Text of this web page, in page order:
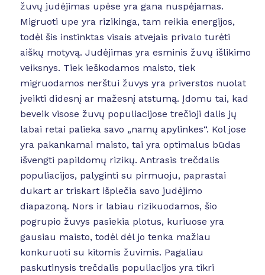
žuvų judėjimas upėse yra gana nuspėjamas.
Migruoti upe yra rizikinga, tam reikia energijos,
todėl šis instinktas visais atvejais privalo turėti
aiškų motyvą. Judėjimas yra esminis žuvų išlikimo
veiksnys. Tiek ieškodamos maisto, tiek
migruodamos nerštui žuvys yra priverstos nuolat
įveikti didesnį ar mažesnį atstumą. Įdomu tai, kad
beveik visose žuvų populiacijose trečioji dalis jų
labai retai palieka savo „namų apylinkes“. Kol jose
yra pakankamai maisto, tai yra optimalus būdas
išvengti papildomų rizikų. Antrasis trečdalis
populiacijos, palyginti su pirmuoju, paprastai
dukart ar triskart išplečia savo judėjimo
diapazoną. Nors ir labiau rizikuodamos, šio
pogrupio žuvys pasiekia plotus, kuriuose yra
gausiau maisto, todėl dėl jo tenka mažiau
konkuruoti su kitomis žuvimis. Pagaliau
paskutinysis trečdalis populiacijos yra tikri